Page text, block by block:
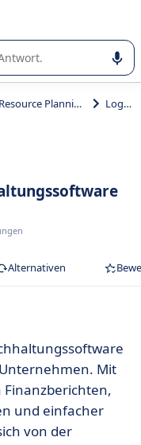
oder Auswahl
Enterprise Resource Planning (ERP) Loggro
Alternativen
Mit
und einfacher
von der